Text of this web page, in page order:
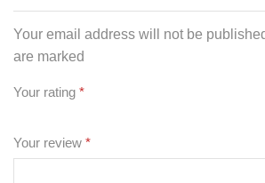
Your email address will not be
are marked
Your rating *
Your review *